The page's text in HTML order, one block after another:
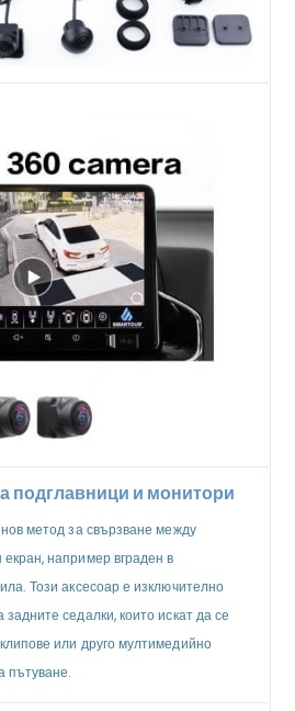
подглавници и монитори
метод за свързване между
например вграден в
Този аксесоар е изключително
седалки, които искат да се
или друго мултимедийно
пътуване.